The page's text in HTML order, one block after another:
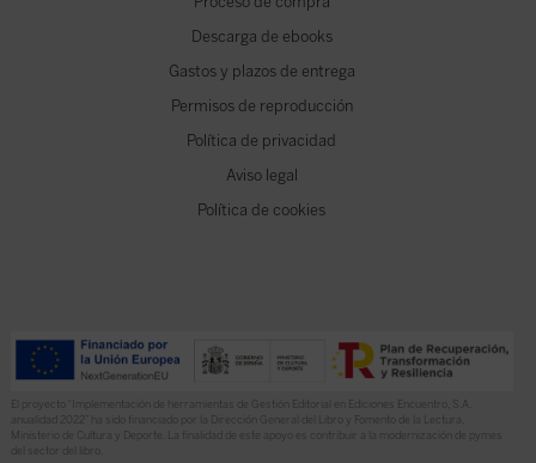
Descarga de ebooks
Gastos y plazos de entrega
Permisos de reproducción
Política de privacidad
Aviso legal
Política de cookies
El proyecto “Implementación de herramientas de Gestión Editorial en Ediciones Encuentro, S.A.
anualidad 2022” ha sido financiado por la Dirección General del Libro y Fomento de la Lectura,
Ministerio de Cultura y Deporte. La finalidad de este apoyo es contribuir a la modernización de pymes
del sector del libro.